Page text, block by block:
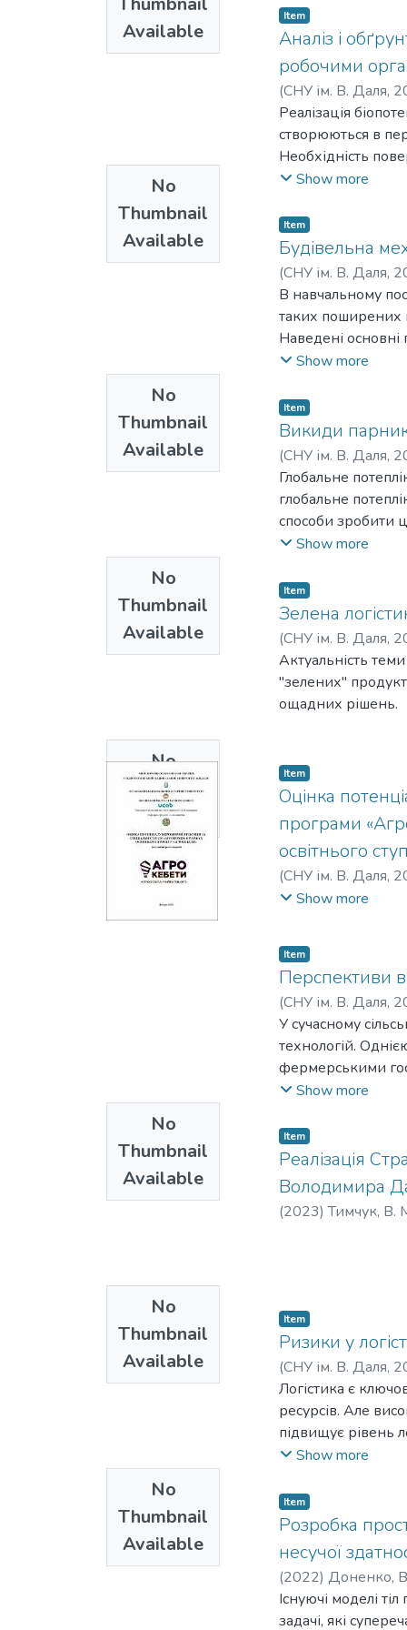
Available
насиченням
відтворення
агрофізичних,
глибокого
удобрення у
грунту в
видами
продукції. У ній
екологів,
No
Thumbnail
Available
Item
Аналіз і
робочими
(СНУ ім. В. Даля,
Реалізація
створюються в
Необхідність
залежать від їх
обробітку
збереженню його
голчатими
відновлення
голчатими
ґрунтових
ґрунту. Виходячи
присвяченими
поверхневого
створюють
часток, що є
такої машини у
робочого органу,
макроструктурних
Show more
No
Thumbnail
Available
Item
Будівельна
(СНУ ім. В. Даля,
В навчальному
таких поширених
Наведені основні
навантажень.
виконання та
призначений для
цивільна
Show more
No
Thumbnail
Available
Item
Викиди
(СНУ ім. В. Даля,
Глобальне
глобальне
способи зробити
безвуглецеве
спричиняє саме
вуглекислого
градусів вища,
змінюється в
початку літа.
використанням
та спалюванням
зниження
ситуації та
зменшити обсяги
національних
викидів бази
тому можуть не
електроенергії,
Show more
No
Thumbnail
Available
Item
Зелена
(СНУ ім. В. Даля,
Актуальність
"зелених"
ощадних рішень.
Item
Оцінка
програми
освітнього
(СНУ ім. В. Даля,
В. ;Осипова, Л. С.
Show more
No
Thumbnail
Available
Item
Перспективи
(СНУ ім. В. Даля,
У сучасному
технологій.
фермерськими
апарати (БПЛА),
реагувати на
дедалі
їхніх функцій.
посів насіння,
допомагають в
малих фермах,
фермах, часто
зазвичай
невід’ємною
дронів, які
найкращих
підвищити
прибутку.
стандартом
знизити витрати.
Show more
No
Thumbnail
Available
Item
Реалізація
Володимира
(2023)Тимчук, В.
No
Thumbnail
Available
Item
Ризики у
(СНУ ім. В. Даля,
Логістика є
ресурсів. Але
підвищує рівень
збільшення
Show more
Item
Розробка
несучої
(2022) Доненко,
Існуючі моделі
задачі, які